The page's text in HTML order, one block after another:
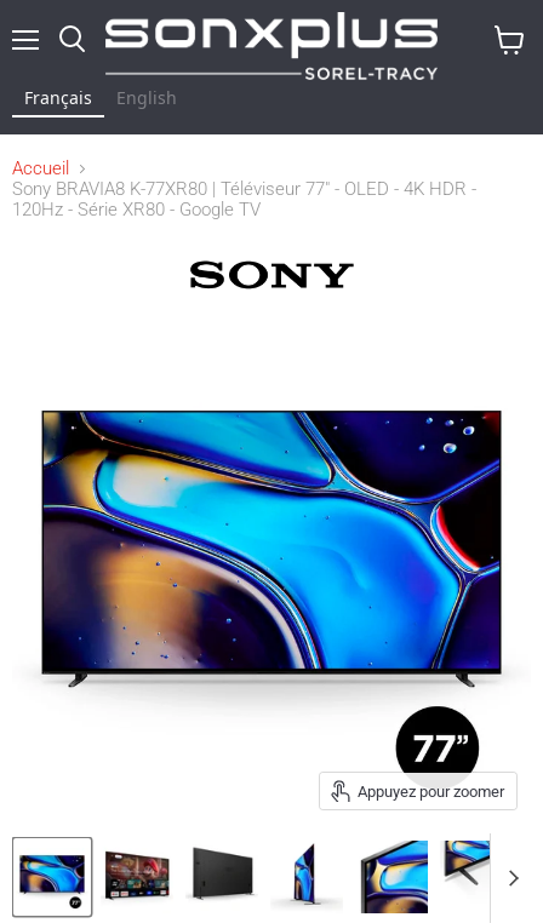
Français English
Accueil
Sony BRAVIA8 K-77XR80 | Téléviseur 77" - OLED - 4K HDR -
120Hz - Série XR80 - Google TV
Appuyez pour zoomer